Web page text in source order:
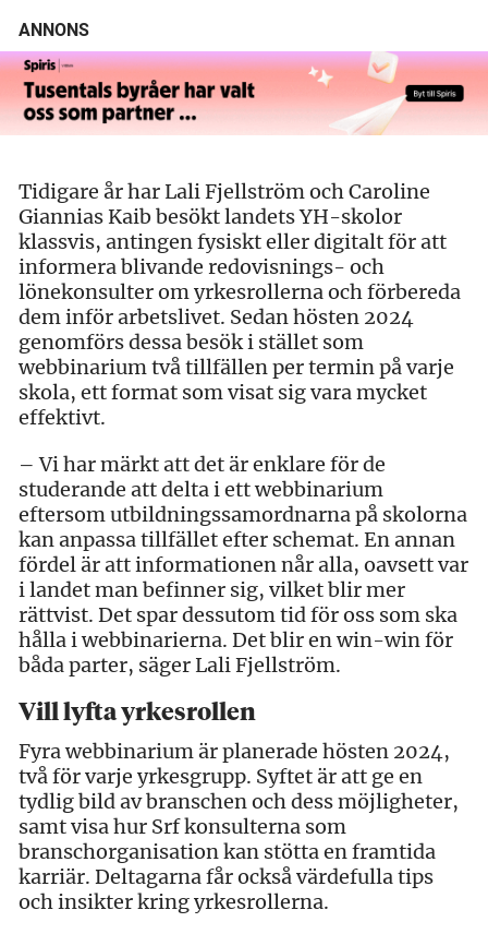
ANNONS
Tidigare år har Lali Fjellström och Caroline
Giannias Kaib besökt landets YH-skolor
klassvis, antingen fysiskt eller digitalt för att
informera blivande redovisnings- och
lönekonsulter om yrkesrollerna och förbereda
dem inför arbetslivet. Sedan hösten 2024
genomförs dessa besök i stället som
webbinarium två tillfällen per termin på varje
skola, ett format som visat sig vara mycket
effektivt.
– Vi har märkt att det är enklare för de
studerande att delta i ett webbinarium
eftersom utbildningssamordnarna på skolorna
kan anpassa tillfället efter schemat. En annan
fördel är att informationen når alla, oavsett var
i landet man befinner sig, vilket blir mer
rättvist. Det spar dessutom tid för oss som ska
hålla i webbinarierna. Det blir en win-win för
båda parter, säger Lali Fjellström.
Vill lyfta yrkesrollen
Fyra webbinarium är planerade hösten 2024,
två för varje yrkesgrupp. Syftet är att ge en
tydlig bild av branschen och dess möjligheter,
samt visa hur Srf konsulterna som
branschorganisation kan stötta en framtida
karriär. Deltagarna får också värdefulla tips
och insikter kring yrkesrollerna.